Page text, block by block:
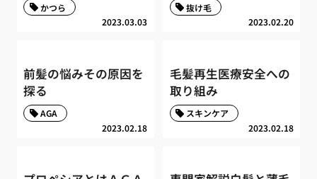
2023.03.03
かつら
2023.02.20
抜け毛
前髪の悩みその原因を
探る
2023.02.18
AGA
毛髪再生医療安全への
取り組み
2023.02.18
スキンケア